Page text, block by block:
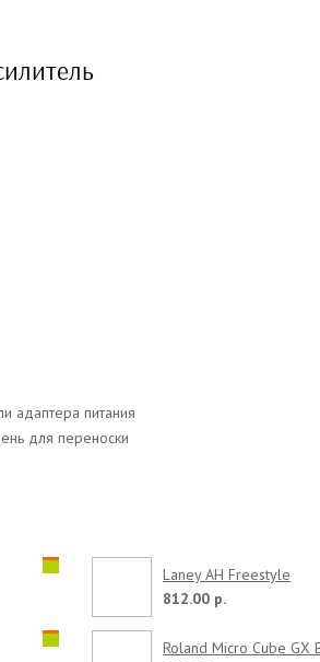
адаптера питания
для переноски
Laney AH Freestyle
812.00 р.
Roland Micro Cube GX